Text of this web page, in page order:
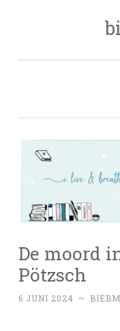
De moord
Pötzsch
6 JUNI 2024 ~